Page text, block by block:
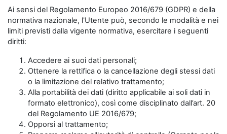
Ai sensi del Regolamento Europeo 2016/679 (GDPR) e della
normativa nazionale, l'Utente può, secondo le modalità e nei
limiti previsti dalla vigente normativa, esercitare i seguenti
diritti:
Accedere ai suoi dati personali;
Ottenere la rettifica o la cancellazione degli stessi dati
o la limitazione del relativo trattamento;
Alla portabilità dei dati (diritto applicabile ai soli dati in
formato elettronico), così come disciplinato dall’art. 20
del Regolamento UE 2016/679;
Opporsi al trattamento;